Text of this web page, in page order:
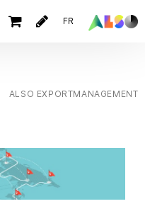
FR
ALSO EXPORTMANAGEMENT